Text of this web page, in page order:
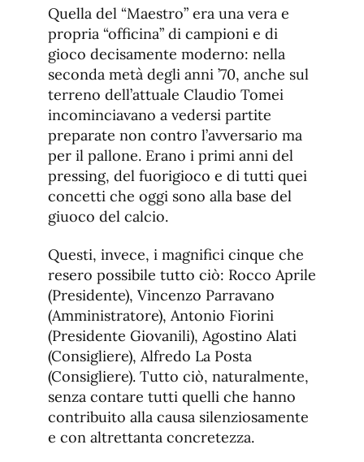
Quella del “Maestro” era una vera e
propria “officina” di campioni e di
gioco decisamente moderno: nella
seconda metà degli anni ’70, anche sul
terreno dell’attuale Claudio Tomei
incominciavano a vedersi partite
preparate non contro l’avversario ma
per il pallone. Erano i primi anni del
pressing, del fuorigioco e di tutti quei
concetti che oggi sono alla base del
giuoco del calcio.
Questi, invece, i magnifici cinque che
resero possibile tutto ciò: Rocco Aprile
(Presidente), Vincenzo Parravano
(Amministratore), Antonio Fiorini
(Presidente Giovanili), Agostino Alati
(Consigliere), Alfredo La Posta
(Consigliere). Tutto ciò, naturalmente,
senza contare tutti quelli che hanno
contribuito alla causa silenziosamente
e con altrettanta concretezza.